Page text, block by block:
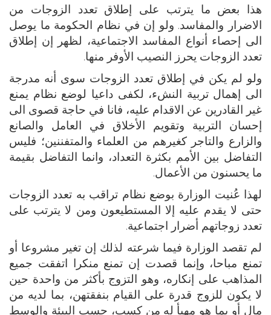
هذا بعض ما يترتب على إطلاق تعدد الزوجات من
الاضرار والمفاسد. ولو إن في نظام الحكومة ما يوصل
الى إحصاء أنواع المفاسد الاجتماعية، لظهر إن إطلاق
تعدد الزوجات يحرز النصيب الأوفر منها.
ولو لم يكن في إطلاق تعدد الزوجات سوى أنه مدرجة
الى إهمال تربية النشء، لكفى داعيا لوضع نظام يمنع
غير القادرين عن الاقدام عليه، فانا في حاجة قصوى الى
إحسان التربية وتقويم الأخلاق في العامل والصانع
والزارع والتاجر كغيرهم من العلماء والمتفننين؛ فليس
التفاضل بين الأمم بكثرة التعداد، وانما التفاضل بقيمة
ما يحسنون من الأعمال.
لهذا عُنيت الوزارة بوضع نظام تراقب به تعدد الزوجات
حتى لا يقدم عليه إلا المستطيعون ومن لا يترتب على
تعدد زوجاتهم أضرار اجتماعية.
لم تقصد الوزارة فيما شرعته لذلك إن تغير مشروعا أو
تمنع مباحا، وإنما قصدت إن تمنع منكرا اتفقت جميع
المذاهب على إنكاره، وهو التزوج بأكثر من واحدة حين
لا يكون للزوج قدرة على القيام بنفقتهن، بما لديه من
مال أو بما هو مهيأ له من كسب، حسب البيئة والوسط